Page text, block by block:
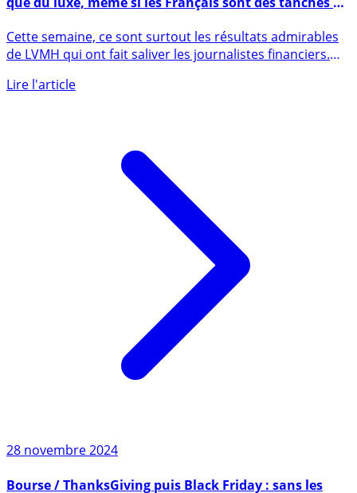
que du luxe, même si les Français sont des tanches en
économie
de LVMH qui ont fait saliver les journalistes financiers.
28 novembre 2024